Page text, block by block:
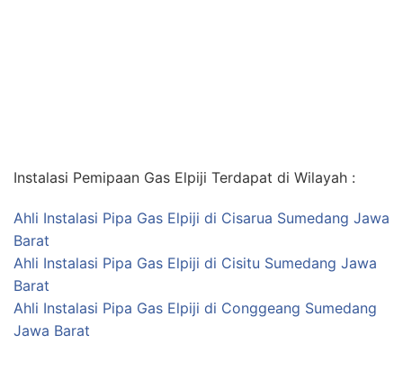
Instalasi Pemipaan Gas Elpiji Terdapat di Wilayah :
Ahli Instalasi Pipa Gas Elpiji di Cisarua Sumedang Jawa
Barat
Ahli Instalasi Pipa Gas Elpiji di Cisitu Sumedang Jawa
Barat
Ahli Instalasi Pipa Gas Elpiji di Conggeang Sumedang
Jawa Barat